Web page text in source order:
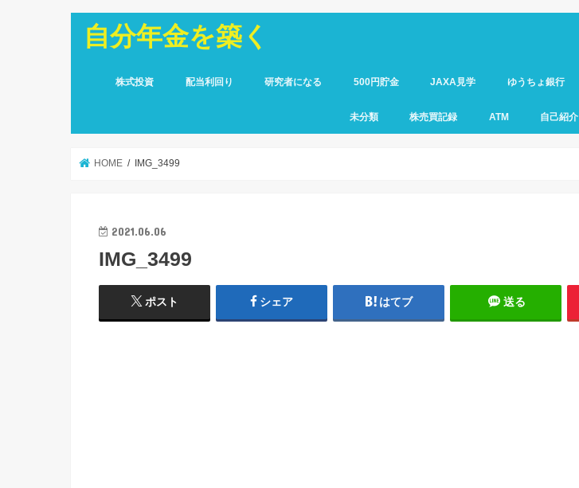
自分年金を築く
株式投資 配当利回り 研究者になる 500円貯金 JAXA見学 ゆうちょ銀行
未分類 株売買記録 ATM 自己紹介
HOME IMG_3499
2021.06.06
IMG_3499
ポスト シェア はてブ 送る